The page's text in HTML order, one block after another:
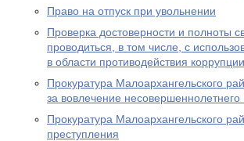
Право на отпуск при увольнении
Проверка достоверности и полноты
проводиться, в том числе, с
в области противодействия
Прокуратура Малоархангельского
за вовлечение
Прокуратура Малоархангельского
преступления